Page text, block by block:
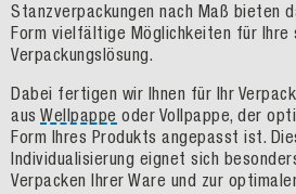
Stanzverpackungen nach Maß bieten
Form vielfältige Möglichkeiten für Ihre
Verpackungslösung.
Dabei fertigen wir Ihnen für Ihr
aus Wellpappe oder Vollpappe, der
Form Ihres Produkts angepasst ist.
Individualisierung eignet sich
Verpacken Ihrer Ware und zur